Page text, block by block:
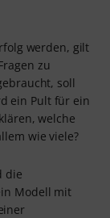
werden, gilt
zu
soll
ein Pult für ein
welche
wie viele?
die
Modell mit